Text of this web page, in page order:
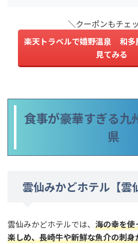
＼クーポンもチェ
楽天トラベルで嬉野温泉 和多
見てみる
食事が豪華すぎる九
県
雲仙みかどホテル【雲
雲仙みかどホテルでは、 海の幸を使
楽しめ、長崎牛や新鮮な魚介の刺身